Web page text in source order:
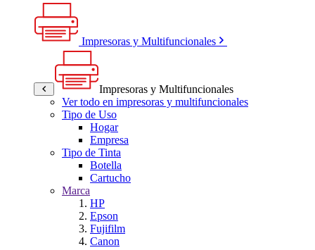
Impresoras y Multifuncionales
Impresoras y Multifuncionales
Ver todo en impresoras y multifuncionales
Tipo de Uso
Hogar
Empresa
Tipo de Tinta
Botella
Cartucho
Marca
HP
Epson
Fujifilm
Canon